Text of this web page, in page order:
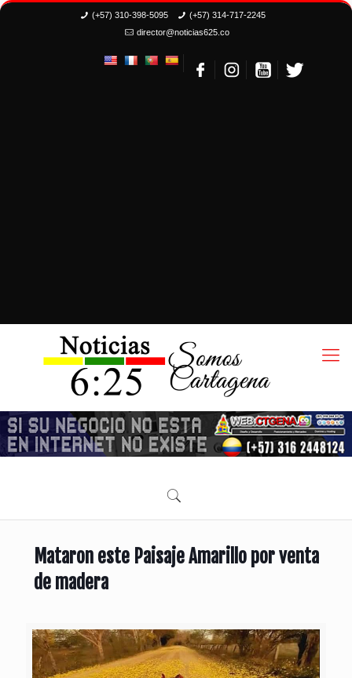
(+57) 310-398-5095
(+57) 314-717-2245
director@noticias625.co
Mataron este Paisaje Amarillo por venta
de madera